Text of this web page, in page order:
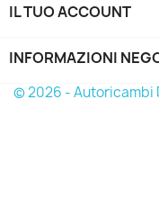
IL TUO ACCOUNT
INFORMAZIONI
© 2026 - Autoricambi